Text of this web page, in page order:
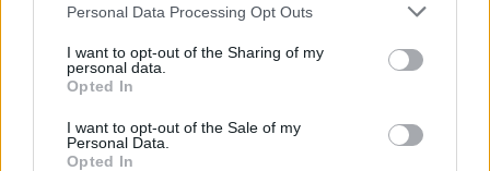
Personal Data Processing Opt Outs
I want to opt-out of the Sharing of my
personal data.
Opted In
I want to opt-out of the Sale of my
Personal Data.
Opted In
TI POTREBBE INTERESSARE
La Commedia di Plauto